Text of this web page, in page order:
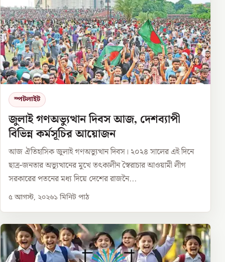
স্পটলাইট
জুলাই গণঅভ্যুত্থান দিবস আজ, দেশব্যাপী
বিভিন্ন কর্মসূচির আয়োজন
আজ ঐতিহাসিক জুলাই গণঅভ্যুত্থান দিবস। ২০২৪ সালের এই দিনে
ছাত্র-জনতার অভ্যুত্থানের মুখে তৎকালীন স্বৈরাচার আওয়ামী লীগ
সরকারের পতনের মধ্য দিয়ে দেশের রাজনৈ...
৫ আগস্ট, ২০২৬১ মিনিট পাঠ